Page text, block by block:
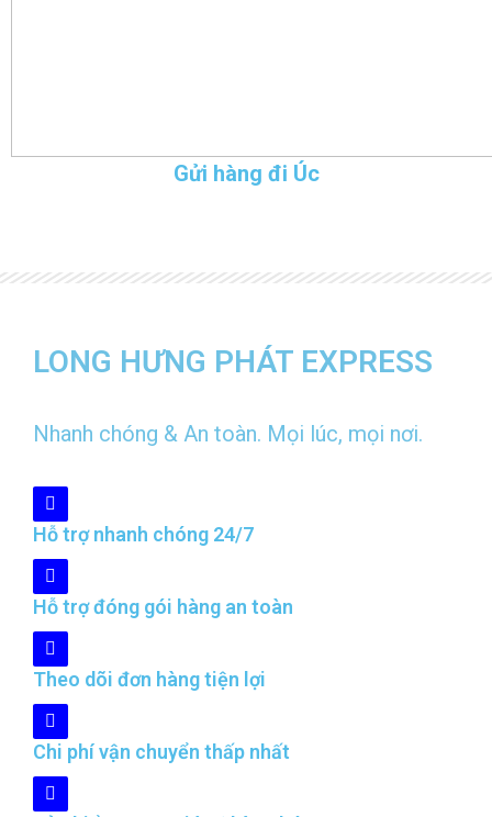
Gửi hàng đi Úc
LONG HƯNG PHÁT EXPRESS
Nhanh chóng & An toàn. Mọi lúc, mọi nơi.
Hỗ trợ nhanh chóng 24/7
Hỗ trợ đóng gói hàng an toàn
Theo dõi đơn hàng tiện lợi
Chi phí vận chuyển thấp nhất